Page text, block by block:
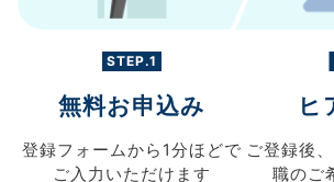
STEP.1
無料お申込み
登録フォームから 1分ほどで
ご入力 いただけます
ヒ
ご登録後、
職のご